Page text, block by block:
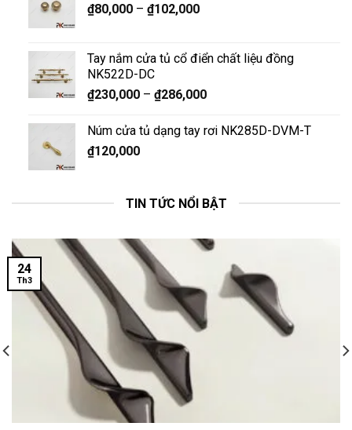
₫80,000– ₫102,000
Tay nắm cửa tủ cổ điển chất liệu đồng
NK522D-DC
₫230,000– ₫286,000
Núm cửa tủ dạng tay rơi NK285D-DVM-T
₫120,000
TIN TỨC NỔI BẬT
24
Th3